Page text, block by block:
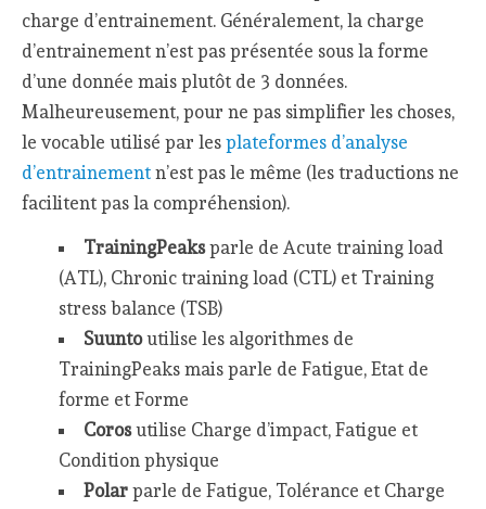
charge d’entrainement. Généralement, la charge
d’entrainement n’est pas présentée sous la forme
d’une donnée mais plutôt de 3 données.
Malheureusement, pour ne pas simplifier les choses,
le vocable utilisé par lesplateformes d’analyse
d’entrainement n’est pas le même (les traductions ne
facilitent pas la compréhension).
TrainingPeaksparle de Acute training load
(ATL), Chronic training load (CTL) et Training
stress balance (TSB)
Suuntoutilise les algorithmes de
TrainingPeaks mais parle de Fatigue, Etat de
forme et Forme
Corosutilise Charge d’impact, Fatigue et
Condition physique
Polar parle de Fatigue, Tolérance et Charge